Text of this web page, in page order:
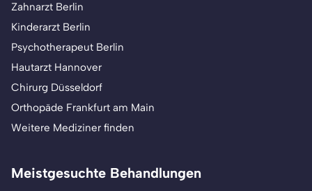
Zahnarzt Berlin
Kinderarzt Berlin
Psychotherapeut Berlin
Hautarzt Hannover
Chirurg Düsseldorf
Orthopäde Frankfurt am Main
Weitere Mediziner finden
Meistgesuchte Behandlungen